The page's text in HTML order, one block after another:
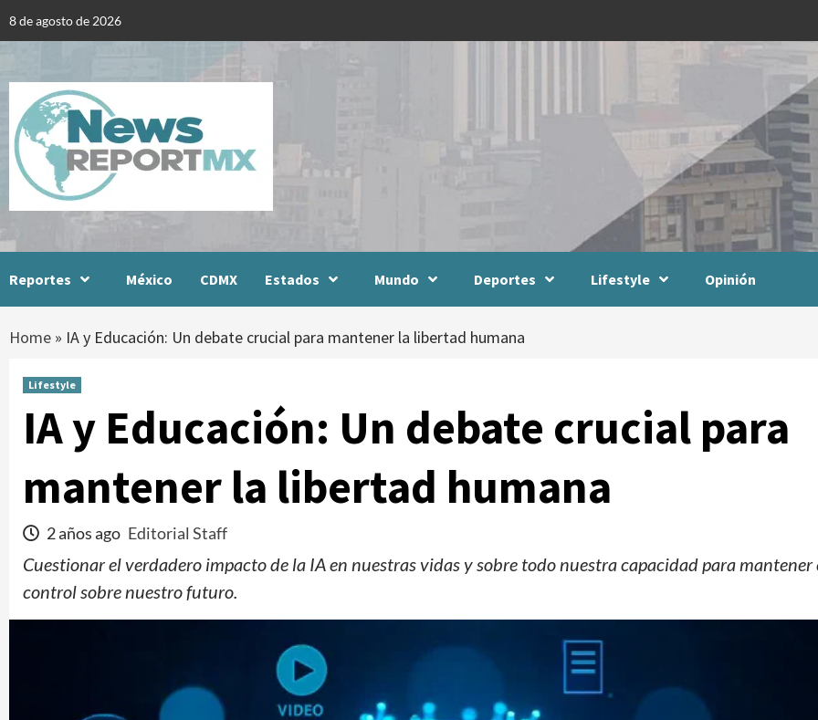
8 de agosto de 2026
Reportes México CDMX Estados Mundo Deportes Lifestyle Opinión
Home » IA y Educación: Un debate crucial para mantener la libertad humana
Lifestyle
IA y Educación: Un debate crucial para
mantener la libertad humana
2 años ago Editorial Staff
Cuestionar el verdadero impacto de la IA en nuestras vidas y sobre todo nuestra capacidad para mantener
control sobre nuestro futuro.